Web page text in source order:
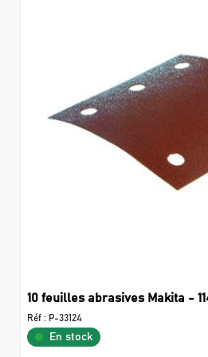
10 feuilles abrasives Makita -
Réf : P-33124
En stock